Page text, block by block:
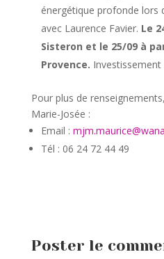
énergétique profonde lors
avec Laurence Favier. Le
Sisteron et le 25/09 à
Provence. Investissement
Pour plus de
Marie-Josée :
Email :
Tél : 06 24 72 44 49
Poster le